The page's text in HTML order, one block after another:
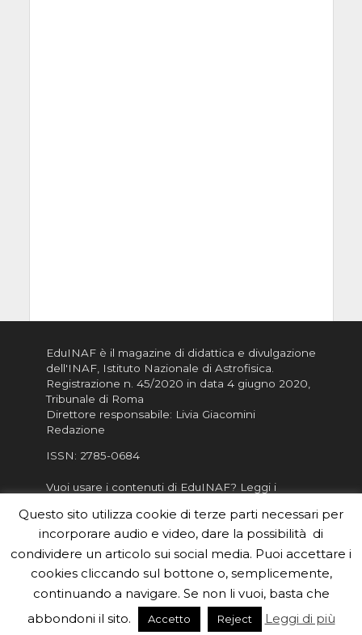
EduINAF è il magazine di didattica e divulgazione
dell'INAF, Istituto Nazionale di Astrofisica
Registrazione n. 45/2020 in data 4 giugno 2020,
Tribunale di Roma
Direttore responsabile: Livia Giacomini
Redazione
ISSN: 2785-0684
Vuoi usare i contenuti di EduINAF? Leggi i
Informativa sulla Privacy
Informatva sui Cookie
Per la rubrica de l'Astronomo risponde, per
inviarci le tue foto o i tuoi contributi, scrivici a
redazione.edu [chiocciola] inaf.it oppure
il form
Questo sito utilizza cookie di terze parti necessari per
incorporare audio e video, dare la possibilità di
condividere un articolo sui social media. Puoi accettare i
cookies cliccando sul bottone o, semplicemente,
continuando a navigare. Se non li vuoi, basta che
abbondoni il sito.
Accetto Reject Leggi di più